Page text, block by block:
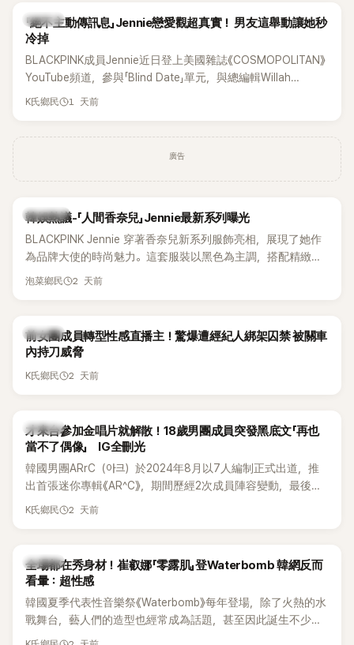
K-POP
「絕不主動傳訊息」Jennie戀愛觀超真實！ 男友這舉動讓她秒
冷掉
BLACKPINK成員Jennie近日登上美國雜誌《COSMOPOLITAN》
YouTube頻道，參與「Blind Date」單元，與總編輯Willah
Bennett大聊感情話題，從挑選約會對象、聯絡方式，到第一次
K氏鄉民 1 天前
廣告
熱議討論
韓娛熱議-「人間香奈兒」Jennie最新系列曝光
BLACKPINK Jennie 穿著香奈兒新系列服飾亮相，展現了她作
為品牌大使的時尚魅力。這套服裝以黑色為主調，搭配精緻的
細節，完美襯托出 Jennie 的優雅氣質。
泡菜鄉民 2 天前
K-POP
前女團成員轉型性感直播主！驚爆遭經紀人綁架囚禁 被關車
內持刀威脅
K氏鄉民 2 天前
K-POP
才來台參加金唱片就解散！18歲男團成員突發黑底文「再也
當不了偶像」 IG全刪光
韓國男團ARrC（아크）於2024年8月以7人編制正式出道，推
出首張迷你專輯《AR^C》，期間歷經2次成員陣容變動，最後一
張作品則是2025年11月推出的〈Skiid〉。沒想到出道不到2年，
當錯愕。
K氏鄉民 2 天前
K-POP
全場都在秀身材！崔叡娜「零露肌」登Waterbomb 韓網反而
看暈：超性感
韓國夏季代表性音樂祭《Waterbomb》每年登場，除了火熱的水
戰舞台，藝人們的造型也經常成為話題，甚至因此誕生不少
「Waterbomb女神」、「Waterbomb男神」。過去包括泫雅、宣